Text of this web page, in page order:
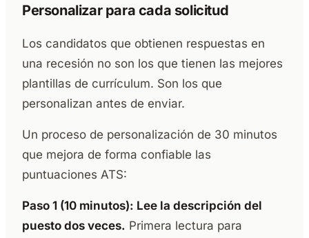
Personalizar para cada solicitud
Los candidatos que obtienen respuestas en
una recesión no son los que tienen las mejores
plantillas de currículum. Son los que
personalizan antes de enviar.
Un proceso de personalización de 30 minutos
que mejora de forma confiable las
puntuaciones ATS:
Paso 1 (10 minutos): Lee la descripción del
puesto dos veces. Primera lectura para